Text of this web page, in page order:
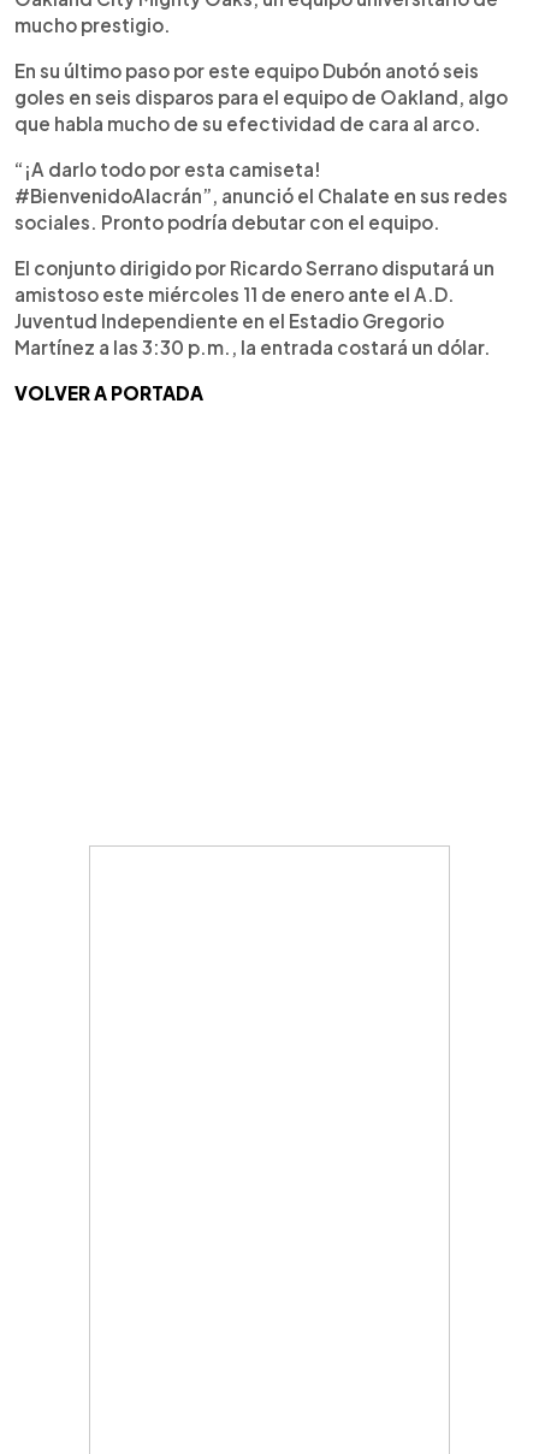
mucho prestigio.
En su último paso por este equipo Dubón anotó seis
goles en seis disparos para el equipo de Oakland, algo
que habla mucho de su efectividad de cara al arco.
“¡A darlo todo por esta camiseta!
#BienvenidoAlacrán”, anunció el Chalate en sus redes
sociales. Pronto podría debutar con el equipo.
El conjunto dirigido por Ricardo Serrano disputará un
amistoso este miércoles 11 de enero ante el A.D.
Juventud Independiente en el Estadio Gregorio
Martínez a las 3:30 p.m., la entrada costará un dólar.
VOLVER A PORTADA